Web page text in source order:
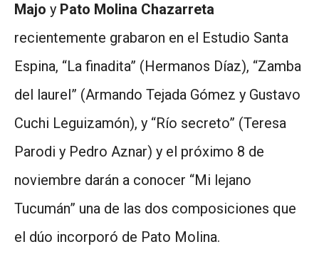
Majo y Pato Molina Chazarreta
recientemente grabaron en el Estudio Santa
Espina, “La finadita” (Hermanos Díaz), “Zamba
del laurel” (Armando Tejada Gómez y Gustavo
Cuchi Leguizamón), y “Río secreto” (Teresa
Parodi y Pedro Aznar) y el próximo 8 de
noviembre darán a conocer “Mi lejano
Tucumán” una de las dos composiciones que
el dúo incorporó de Pato Molina.